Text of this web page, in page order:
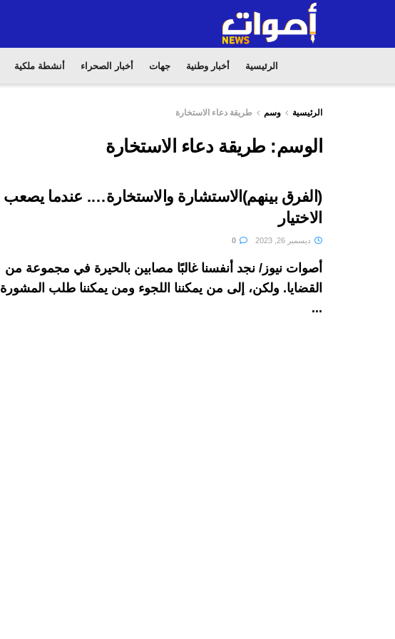
الرئيسية أخبار وطنية جهات أخبار الصحراء أنشطة ملكية
الرئيسية وسم طريقة دعاء الاستخارة
الوسم: طريقة دعاء الاستخارة
(الفرق بينهم)الاستشارة والاستخارة…. عندما يصعب
الاختيار
ديسمبر 26, 2023
أصوات نيوز/ نجد أنفسنا غالبًا مصابين بالحيرة في مجموعة من
القضايا. ولكن، إلى من يمكننا اللجوء ومن يمكننا طلب المشورة
...